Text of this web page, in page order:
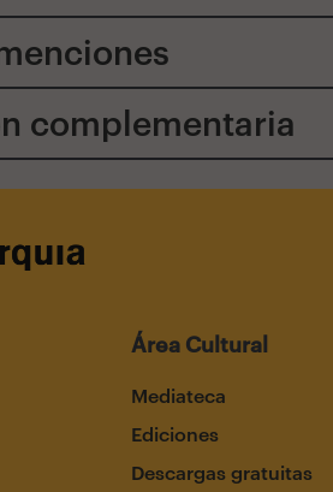
complementaria
Área Cultural
Mediateca
Ediciones
Descargas gratuitas